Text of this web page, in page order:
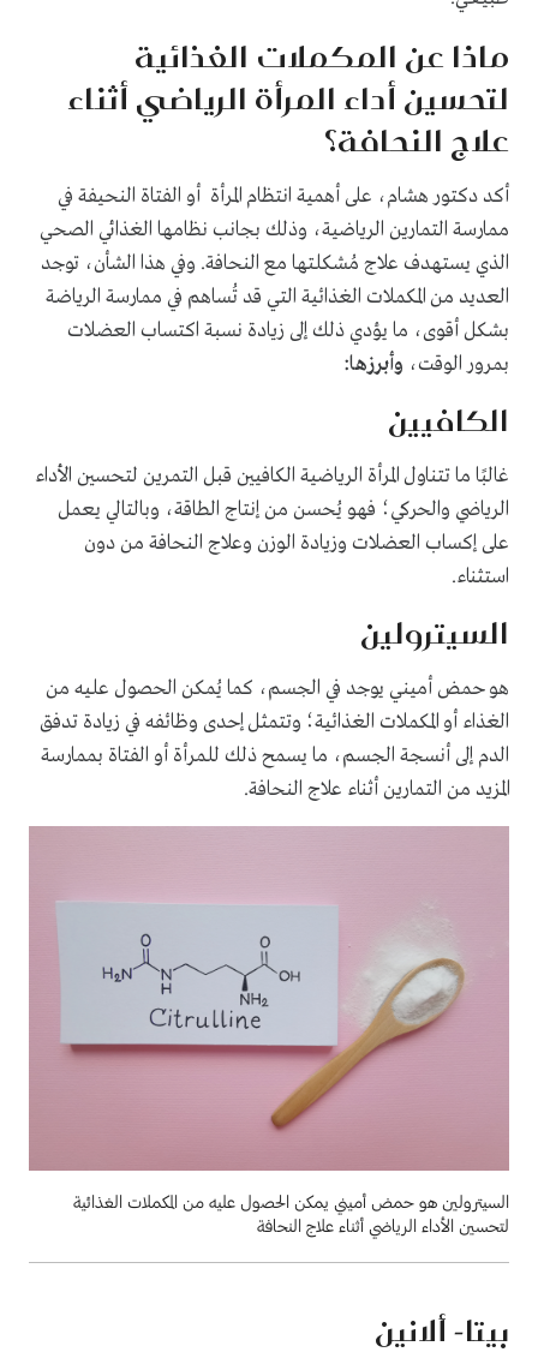
ماذا عن المكملات الغذائية
لتحسين أداء المرأة الرياضي أثناء
علاج النحافة؟
أكد دكتور هشام، على أهمية انتظام المرأة أو الفتاة النحيفة في
ممارسة التمارين الرياضية، وذلك بجانب نظامها الغذائي الصحي
الذي يستهدف علاج مُشكلتها مع النحافة. وفي هذا الشأن، توجد
العديد من المكملات الغذائية التي قد تُساهم في ممارسة الرياضة
بشكل أقوى، ما يؤدي ذلك إلى زيادة نسبة اكتساب العضلات
بمرور الوقت، وأبرزها:
الكافيين
غالبًا ما تتناول المرأة الرياضية الكافيين قبل التمرين لتحسين الأداء
الرياضي والحركي؛ فهو يُحسن من إنتاج الطاقة، وبالتالي يعمل
على إكساب العضلات وزيادة الوزن وعلاج النحافة من دون
استثناء.
السيترولين
هو حمض أميني يوجد في الجسم، كما يُمكن الحصول عليه من
الغذاء أو المكملات الغذائية؛ وتتمثل إحدى وظائفه في زيادة تدفق
الدم إلى أنسجة الجسم، ما يسمح ذلك للمرأة أو الفتاة بممارسة
المزيد من التمارين أثناء علاج النحافة.
السيترولين هو حمض أميني يمكن الحصول عليه من المكملات الغذائية
لتحسين الأداء الرياضي أثناء علاج النحافة
بيتا- ألانين